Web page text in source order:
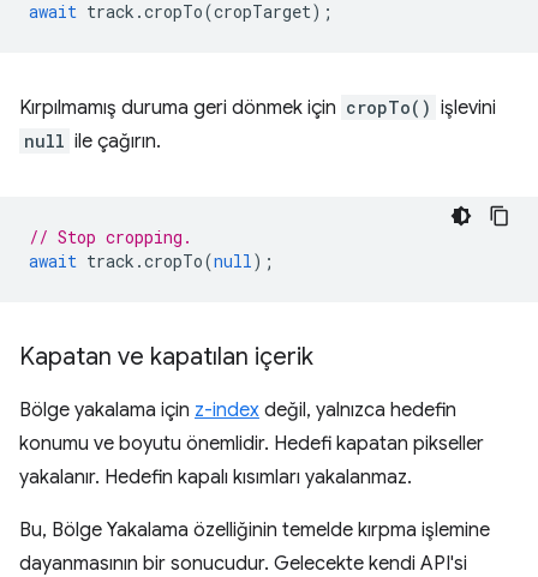
await track .cropTo(cropTarget);
Kırpılmamış duruma geri dönmek için cropTo() işlevini
null ile çağırın.
// Stop cropping.
await track .cropTo(null );
Kapatan ve kapatılan içerik
Bölge yakalama için z-index değil, yalnızca hedefin
konumu ve boyutu önemlidir. Hedefi kapatan pikseller
yakalanır. Hedefin kapalı kısımları yakalanmaz.
Bu, Bölge Yakalama özelliğinin temelde kırpma işlemine
dayanmasının bir sonucudur. Gelecekte kendi API'si